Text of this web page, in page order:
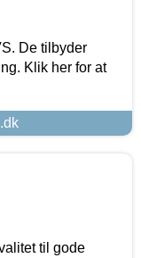
De tilbyder
Klik her for at
til gode